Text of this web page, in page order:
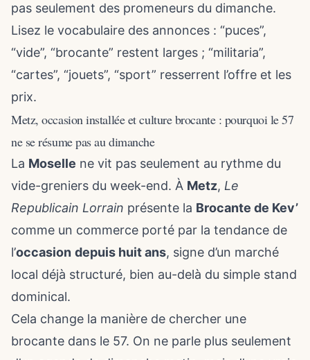
pas seulement des promeneurs du dimanche.
Lisez le vocabulaire des annonces : “puces”,
“vide”, “brocante” restent larges ; “militaria”,
“cartes”, “jouets”, “sport” resserrent l’offre et les
prix.
Metz, occasion installée et culture brocante : pourquoi le 57
ne se résume pas au dimanche
La Moselle ne vit pas seulement au rythme du
vide-greniers du week-end. À Metz, Le
Republicain Lorrain présente la Brocante de Kev’
comme un commerce porté par la tendance de
l’occasion depuis huit ans, signe d’un marché
local déjà structuré, bien au-delà du simple stand
dominical.
Cela change la manière de chercher une
brocante dans le 57. On ne parle plus seulement